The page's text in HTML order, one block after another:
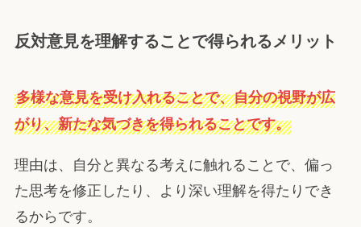
反対意見を理解することで得られるメリット
多様な意見を受け入れることで、自分の視野が広
がり、新たな気づきを得られることです。
理由は、自分と異なる考えに触れることで、偏っ
た思考を修正したり、より深い理解を得たりでき
るからです。